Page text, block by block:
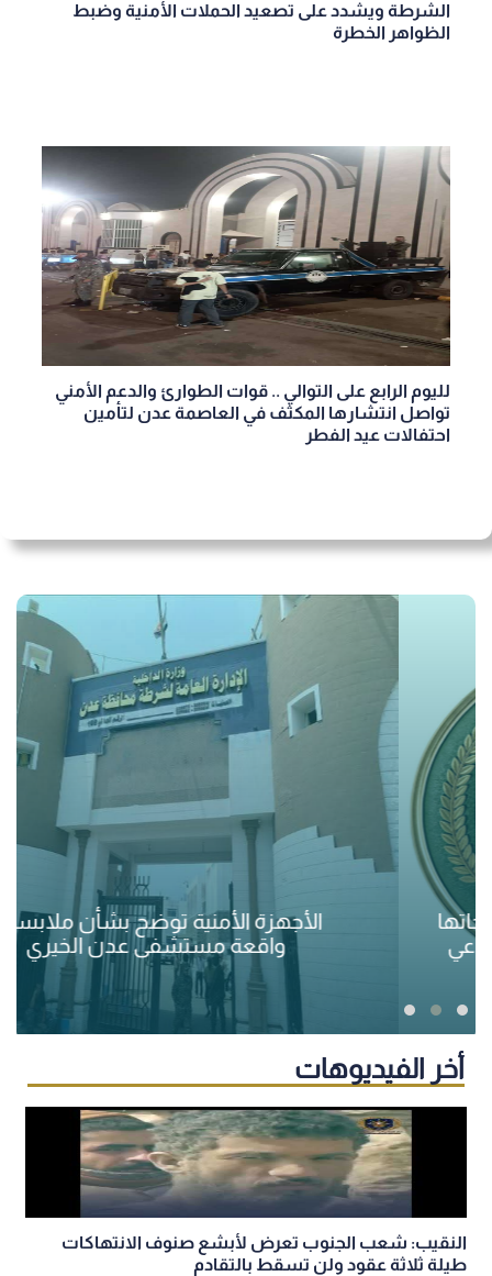
الشرطة ويشدد على تصعيد الحملات الأمنية وضبط
الظواهر الخطرة
لليوم الرابع على التوالي .. قوات الطوارئ والدعم الأمني
تواصل انتشارها المكثف في العاصمة عدن لتأمين
احتفالات عيد الفطر
الأجهزة الأمنية توضح بشأن ملابسات
واقعة مستشفى عدن الخيري
أخر الفيديوهات
النقيب: شعب الجنوب تعرض لأبشع صنوف الانتهاكات
طيلة ثلاثة عقود ولن تسقط بالتقادم